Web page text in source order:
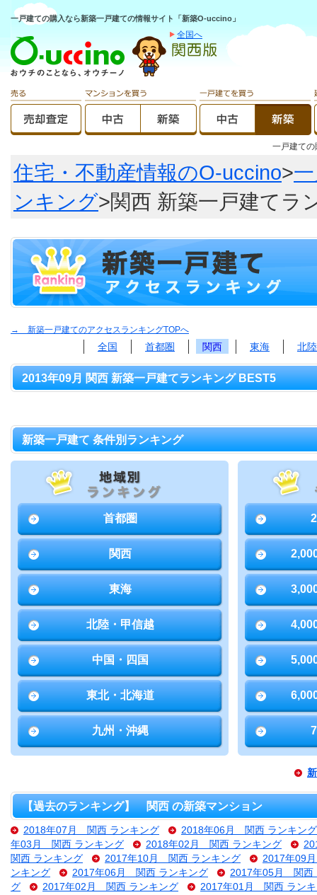
一戸建ての購入なら新築一戸建ての情報サイト「新築O-uccino」
全国へ
一戸建て
住宅・不動産情報のO-uccino>
ンキング>関西 新築一戸建てラ
→ 新築一戸建てのアクセスランキングTOPへ
全国 首都圏 関西 東海 北
2013年09月 関西 新築一戸建てランキング BEST5
新築一戸建て 条件別ランキング
首都圏
関西
東海
北陸・甲信越
中国・四国
東北・北海道
九州・沖縄
【過去のランキング】 関西 の新築マンション
2018年07月 関西 ランキング
2018年06月 関西 ランキング
年03月 関西 ランキング
2018年02月 関西 ランキング
関西 ランキング
2017年10月 関西 ランキング
2017年09
ンキング
2017年06月 関西 ランキング
2017年05月 関西
グ
2017年02月 関西 ランキング
2017年01月 関西 ランキ